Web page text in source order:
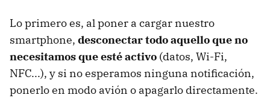
Lo primero es, al poner a cargar nuestro
smartphone, desconectar todo aquello que no
necesitamos que esté activo (datos, Wi-Fi,
NFC...), y si no esperamos ninguna notificación,
ponerlo en modo avión o apagarlo directamente.